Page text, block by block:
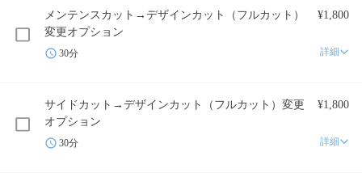
メンテンスカット→デザインカット（フルカット）
変更オプション
¥1,800
30分 詳細
サイドカット→デザインカット（フルカット）変更
オプション
¥1,800
30分 詳細